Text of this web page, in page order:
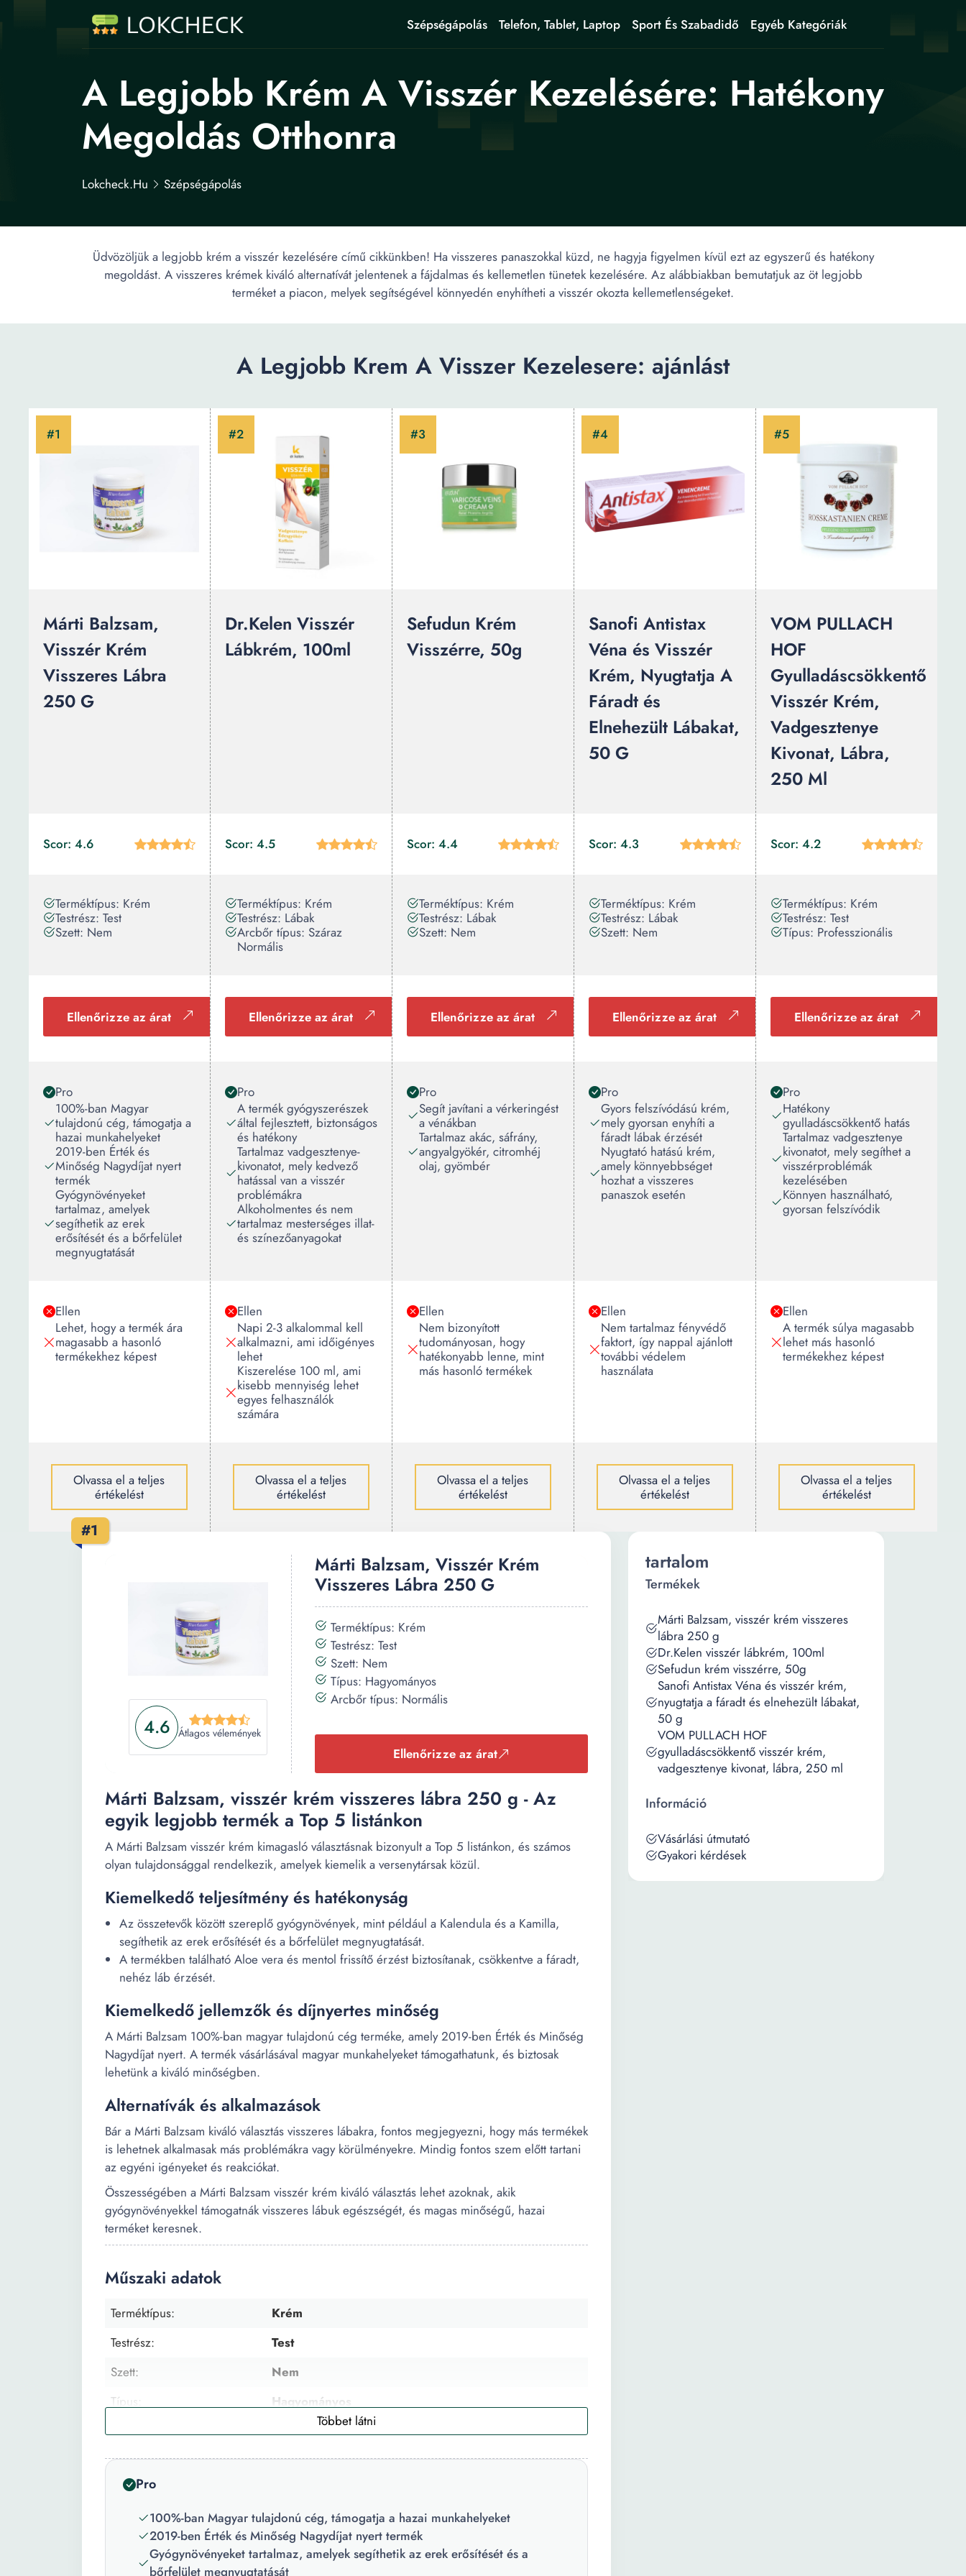
Szépségápolás Telefon, Tablet, Laptop Sport És Szabadidő Egyéb Kategóriák
A Legjobb Krém A Visszér Kezelésére: Hatékony
Megoldás Otthonra
Lokcheck.hu Szépségápolás
Üdvözöljük a legjobb krém a visszér kezelésére című cikkünkben! Ha visszeres panaszokkal küzd, ne hagyja figyelmen kívül ezt az egyszerű és hatékony
megoldást. A visszeres krémek kiváló alternatívát jelentenek a fájdalmas és kellemetlen tünetek kezelésére. Az alábbiakban bemutatjuk az öt legjobb
terméket a piacon, melyek segítségével könnyedén enyhítheti a visszér okozta kellemetlenségeket.
A Legjobb Krem A Visszer Kezelesere: ajánlást
Márti Balzsam,
Visszér Krém
Visszeres Lábra
250 G
Scor: 4.6
Terméktípus: Krém
Testrész: Test
Szett: Nem
Ellenőrizze az árat
Pro
100%-ban Magyar
tulajdonú cég, támogatja a
hazai munkahelyeket
2019-ben Érték és
Minőség Nagydíjat nyert
termék
Gyógynövényeket
tartalmaz, amelyek
segíthetik az erek
erősítését és a bőrfelület
megnyugtatását
Ellen
Lehet, hogy a termék ára
magasabb a hasonló
termékekhez képest
Olvassa el a teljes
értékelést
Dr.Kelen Visszér
Lábkrém, 100ml
Scor: 4.5
Terméktípus: Krém
Testrész: Lábak
Arcbőr típus: Száraz
Normális
Ellenőrizze az árat
Pro
A termék gyógyszerészek
által fejlesztett, biztonságos
és hatékony
Tartalmaz vadgesztenye-
kivonatot, mely kedvező
hatással van a visszér
problémákra
Alkoholmentes és nem
tartalmaz mesterséges illat-
és színezőanyagokat
Ellen
Napi 2-3 alkalommal kell
alkalmazni, ami időigényes
lehet
Kiszerelése 100 ml, ami
kisebb mennyiség lehet
egyes felhasználók
számára
Olvassa el a teljes
értékelést
Sefudun Krém
Visszérre, 50g
Scor: 4.4
Terméktípus: Krém
Testrész: Lábak
Szett: Nem
Ellenőrizze az árat
Pro
Segít javítani a vérkeringést
a vénákban
Tartalmaz akác, sáfrány,
angyalgyökér, citromhéj
olaj, gyömbér
Ellen
Nem bizonyított
tudományosan, hogy
hatékonyabb lenne, mint
más hasonló termékek
Olvassa el a teljes
értékelést
Sanofi Antistax
Véna és Visszér
Krém, Nyugtatja A
Fáradt és
Elnehezült Lábakat,
50 G
Scor: 4.3
Terméktípus: Krém
Testrész: Lábak
Szett: Nem
Ellenőrizze az árat
Pro
Gyors felszívódású krém,
mely gyorsan enyhíti a
fáradt lábak érzését
Nyugtató hatású krém,
amely könnyebbséget
hozhat a visszeres
panaszok esetén
Ellen
Nem tartalmaz fényvédő
faktort, így nappal ajánlott
további védelem
használata
Olvassa el a teljes
értékelést
VOM PULLACH
HOF
Gyulladáscsökkentő
Visszér Krém,
Vadgesztenye
Kivonat, Lábra,
250 Ml
Scor: 4.2
Terméktípus: Krém
Testrész: Test
Típus: Professzionális
Ellenőrizze az árat
Pro
Hatékony
gyulladáscsökkentő hatás
Tartalmaz vadgesztenye
kivonatot, mely segíthet a
visszérproblémák
kezelésében
Könnyen használható,
gyorsan felszívódik
Ellen
A termék súlya magasabb
lehet más hasonló
termékekhez képest
Olvassa el a teljes
értékelést
#1
4.6 Átlagos vélemények
Márti Balzsam, Visszér Krém
Visszeres Lábra 250 G
Terméktípus: Krém
Testrész: Test
Szett: Nem
Típus: Hagyományos
Arcbőr típus: Normális
Ellenőrizze az árat
Márti Balzsam, visszér krém visszeres lábra 250 g - Az
egyik legjobb termék a Top 5 listánkon
A Márti Balzsam visszér krém kimagasló választásnak bizonyult a Top 5 listánkon, és számos
olyan tulajdonsággal rendelkezik, amelyek kiemelik a versenytársak közül.
Kiemelkedő teljesítmény és hatékonyság
Az összetevők között szereplő gyógynövények, mint például a Kalendula és a Kamilla,
segíthetik az erek erősítését és a bőrfelület megnyugtatását.
A termékben található Aloe vera és mentol frissítő érzést biztosítanak, csökkentve a fáradt,
nehéz láb érzését.
Kiemelkedő jellemzők és díjnyertes minőség
A Márti Balzsam 100%-ban magyar tulajdonú cég terméke, amely 2019-ben Érték és Minőség
Nagydíjat nyert. A termék vásárlásával magyar munkahelyeket támogathatunk, és biztosak
lehetünk a kiváló minőségben.
Alternatívák és alkalmazások
Bár a Márti Balzsam kiváló választás visszeres lábakra, fontos megjegyezni, hogy más termékek
is lehetnek alkalmasak más problémákra vagy körülményekre. Mindig fontos szem előtt tartani
az egyéni igényeket és reakciókat.
Összességében a Márti Balzsam visszér krém kiváló választás lehet azoknak, akik
gyógynövényekkel támogatnák visszeres lábuk egészségét, és magas minőségű, hazai
terméket keresnek.
Műszaki adatok
Terméktípus:
Krém
Testrész:
Test
Szett:
Nem
Típus:
Hagyományos
Arcbőr típus:
Normális
Fényvédelem:
Nem tartalmaz fényvédőt
Aroma:
Tulajdonságok:
Hidratáló
Darabszám/szett:
1
Pro
100%-ban Magyar tulajdonú cég, támogatja a hazai munkahelyeket
2019-ben Érték és Minőség Nagydíjat nyert termék
Gyógynövényeket tartalmaz, amelyek segíthetik az erek erősítését és a
bőrfelület megnyugtatását
tartalom
Termékek
Márti Balzsam, visszér krém visszeres
lábra 250 g
Dr.Kelen visszér lábkrém, 100ml
Sefudun krém visszérre, 50g
Sanofi Antistax Véna és visszér krém,
nyugtatja a fáradt és elnehezült lábakat,
50 g
VOM PULLACH HOF
gyulladáscsökkentő visszér krém,
vadgesztenye kivonat, lábra, 250 ml
Információ
Vásárlási útmutató
Gyakori kérdések